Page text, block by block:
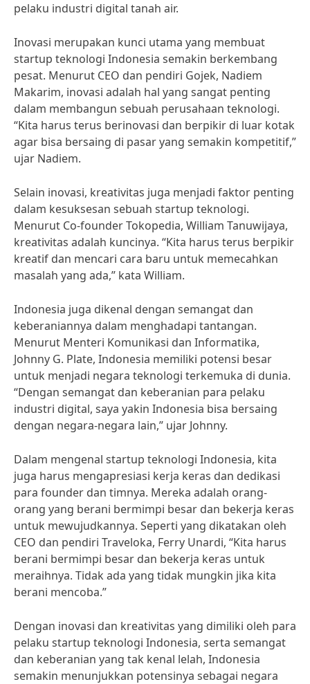
pelaku industri digital tanah air.
Inovasi merupakan kunci utama yang membuat
startup teknologi Indonesia semakin berkembang
pesat. Menurut CEO dan pendiri Gojek, Nadiem
Makarim, inovasi adalah hal yang sangat penting
dalam membangun sebuah perusahaan teknologi.
“Kita harus terus berinovasi dan berpikir di luar kotak
agar bisa bersaing di pasar yang semakin kompetitif,”
ujar Nadiem.
Selain inovasi, kreativitas juga menjadi faktor penting
dalam kesuksesan sebuah startup teknologi.
Menurut Co-founder Tokopedia, William Tanuwijaya,
kreativitas adalah kuncinya. “Kita harus terus berpikir
kreatif dan mencari cara baru untuk memecahkan
masalah yang ada,” kata William.
Indonesia juga dikenal dengan semangat dan
keberaniannya dalam menghadapi tantangan.
Menurut Menteri Komunikasi dan Informatika,
Johnny G. Plate, Indonesia memiliki potensi besar
untuk menjadi negara teknologi terkemuka di dunia.
“Dengan semangat dan keberanian para pelaku
industri digital, saya yakin Indonesia bisa bersaing
dengan negara-negara lain,” ujar Johnny.
Dalam mengenal startup teknologi Indonesia, kita
juga harus mengapresiasi kerja keras dan dedikasi
para founder dan timnya. Mereka adalah orang-
orang yang berani bermimpi besar dan bekerja keras
untuk mewujudkannya. Seperti yang dikatakan oleh
CEO dan pendiri Traveloka, Ferry Unardi, “Kita harus
berani bermimpi besar dan bekerja keras untuk
meraihnya. Tidak ada yang tidak mungkin jika kita
berani mencoba.”
Dengan inovasi dan kreativitas yang dimiliki oleh para
pelaku startup teknologi Indonesia, serta semangat
dan keberanian yang tak kenal lelah, Indonesia
semakin menunjukkan potensinya sebagai negara